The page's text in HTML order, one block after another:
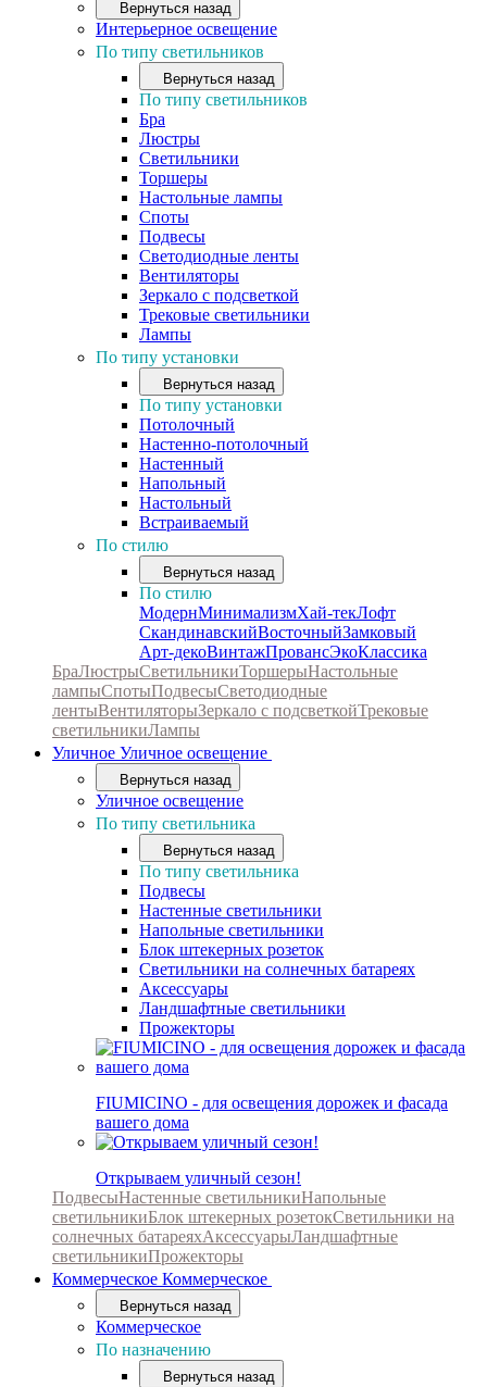
Вернуться назад
Интерьерное освещение
По типу светильников
Вернуться назад
По типу светильников
Бра
Люстры
Светильники
Торшеры
Настольные лампы
Споты
Подвесы
Светодиодные ленты
Вентиляторы
Зеркало с подсветкой
Трековые светильники
Лампы
По типу установки
Вернуться назад
По типу установки
Потолочный
Настенно-потолочный
Настенный
Напольный
Настольный
Встраиваемый
По стилю
Вернуться назад
По стилю
МодернМинимализмХай-текЛофт
СкандинавскийВосточныйЗамковый
Арт-декоВинтажПровансЭкоКлассика
БраЛюстрыСветильникиТоршерыНастольные
лампыСпотыПодвесыСветодиодные
лентыВентиляторыЗеркало с подсветкойТрековые
светильникиЛампы
Уличное Уличное освещение
Вернуться назад
Уличное освещение
По типу светильника
Вернуться назад
По типу светильника
Подвесы
Настенные светильники
Напольные светильники
Блок штекерных розеток
Светильники на солнечных батареях
Аксессуары
Ландшафтные светильники
Прожекторы
FIUMICINO - для освещения дорожек и фасада
вашего дома
Открываем уличный сезон!
ПодвесыНастенные светильникиНапольные
светильникиБлок штекерных розетокСветильники на
солнечных батареяхАксессуарыЛандшафтные
светильникиПрожекторы
Коммерческое Коммерческое
Вернуться назад
Коммерческое
По назначению
Вернуться назад